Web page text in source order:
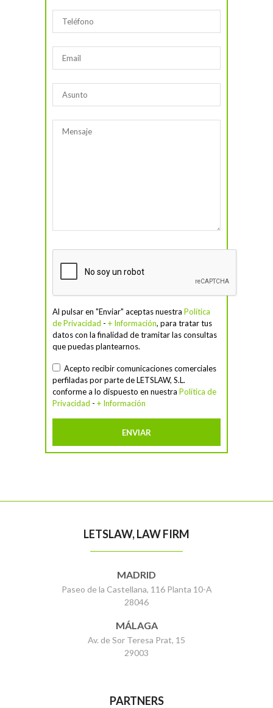
Al pulsar en "Enviar" aceptas nuestra Política
de Privacidad - + Información, para tratar tus
datos con la finalidad de tramitar las consultas
que puedas plantearnos.
Acepto recibir comunicaciones comerciales
perfiladas por parte de LETSLAW, S.L.
conforme a lo dispuesto en nuestra Política de
Privacidad - + Información
LETSLAW, LAW FIRM
MADRID
Paseo de la Castellana, 116 Planta 10-A
28046
MÁLAGA
Av. de Sor Teresa Prat, 15
29003
PARTNERS